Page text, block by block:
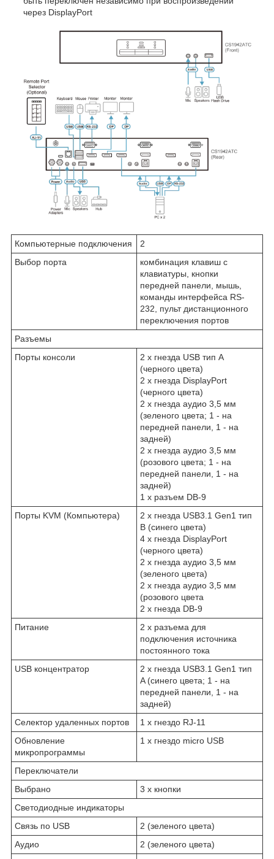
через DisplayPort
Компьютерные подключения
2
Выбор порта
комбинация клавиш с
клавиатуры, кнопки
передней панели, мышь,
команды интерфейса RS-
232, пульт дистанционного
переключения портов
Разъемы
Порты консоли
2 x гнезда USB тип А
(черного цвета)
2 x гнезда DisplayPort
(черного цвета)
2 x гнезда аудио 3,5 мм
(зеленого цвета; 1 - на
передней панели, 1 - на
задней)
2 x гнезда аудио 3,5 мм
(розового цвета; 1 - на
передней панели, 1 - на
задней)
1 x разъем DB-9
Порты KVM (Компьютера)
2 x гнезда USB3.1 Gen1 тип
B (синего цвета)
4 x гнезда DisplayPort
(черного цвета)
2 x гнезда аудио 3,5 мм
(зеленого цвета)
2 x гнезда аудио 3,5 мм
(розового цвета
2 x гнезда DB-9
Питание
2 x разъема для
подключения источника
постоянного тока
USB концентратор
2 x гнезда USB3.1 Gen1 тип
A (синего цвета; 1 - на
передней панели, 1 - на
задней)
Селектор удаленных портов
1 x гнездо RJ-11
Обновление
микропрограммы
1 x гнездо micro USB
Переключатели
Выбрано
3 x кнопки
Светодиодные индикаторы
Связь по USB
2 (зеленого цвета)
Аудио
2 (зеленого цвета)